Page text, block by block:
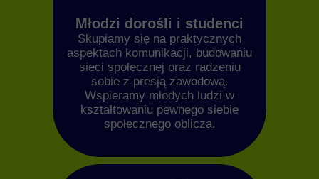
Młodzi dorośli i studenci
Skupiamy się na praktycznych
aspektach komunikacji, budowaniu
sieci społecznej oraz radzeniu
sobie z presją zawodową.
Wspieramy młodych ludzi w
kształtowaniu pewnego siebie
społecznego oblicza.